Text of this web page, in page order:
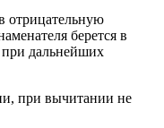
отрицательную
берется в
при дальнейших
при вычитании не